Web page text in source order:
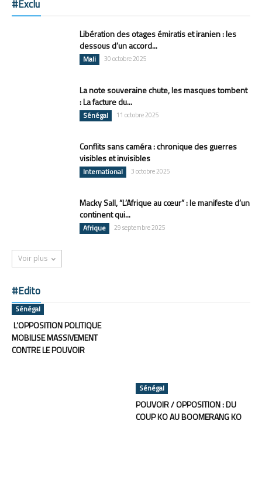
#Exclu
Libération des otages émiratis et iranien : les
dessous d’un accord...
Mali 30 octobre 2025
La note souveraine chute, les masques tombent
: La facture du...
Sénégal 11 octobre 2025
Conflits sans caméra : chronique des guerres
visibles et invisibles
International 3 octobre 2025
Macky Sall, “L’Afrique au cœur” : le manifeste d’un
continent qui...
Afrique 29 septembre 2025
Voir plus
#Edito
Sénégal
L’OPPOSITION POLITIQUE
MOBILISE MASSIVEMENT
CONTRE LE POUVOIR
Sénégal
POUVOIR / OPPOSITION : DU
COUP KO AU BOOMERANG KO